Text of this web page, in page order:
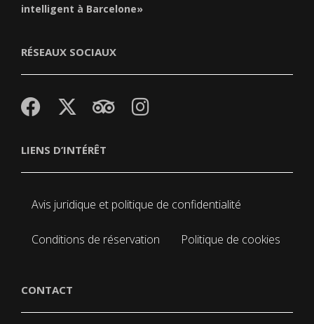
intelligent à Barcelone»
RÉSEAUX SOCIAUX
LIENS D’INTÉRÊT
Avis juridique et politique de confidentialité
Conditions de réservation Politique de cookies
CONTACT